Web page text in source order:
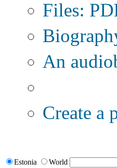
Files:
An
Create a
Estonia World